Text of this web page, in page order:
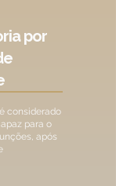
por
considerado
para o
após